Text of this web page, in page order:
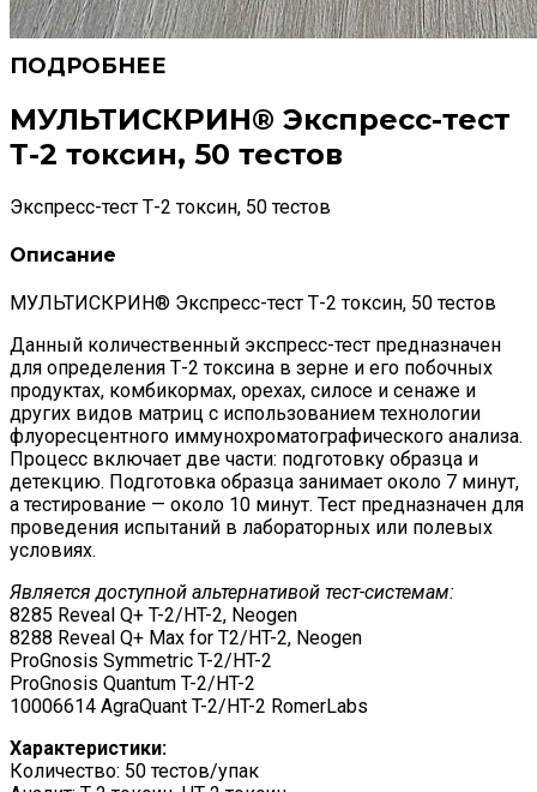
МУЛЬТИСКРИН® Экспресс-тест
Т-2 токсин, 50 тестов
Экспресс-тест Т-2 токсин, 50 тестов
Описание
МУЛЬТИСКРИН® Экспресс-тест Т-2 токсин, 50 тестов
Данный количественный экспресс-тест предназначен
для определения Т-2 токсина в зерне и его побочных
продуктах, комбикормах, орехах, силосе и сенаже и
других видов матриц с использованием технологии
флуоресцентного иммунохроматографического анализа.
Процесс включает две части: подготовку образца и
детекцию. Подготовка образца занимает около 7 минут,
а тестирование — около 10 минут. Тест предназначен для
проведения испытаний в лабораторных или полевых
условиях.
Является доступной альтернативой тест-системам:
8285 Reveal Q+ T-2/HT-2, Neogen
8288 Reveal Q+ Max for T2/HT-2, Neogen
ProGnosis Symmetric T-2/HT-2
ProGnosis Quantum T-2/HT-2
10006614 AgraQuant T-2/HT-2 RomerLabs
Характеристики:
Количество: 50 тестов/упак